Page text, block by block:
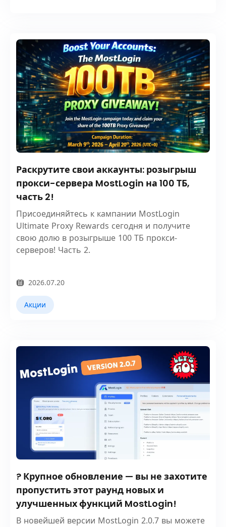
Раскрутите свои аккаунты: розыгрыш
прокси-сервера MostLogin на 100 ТБ,
часть 2!
Присоединяйтесь к кампании MostLogin
Ultimate Proxy Rewards сегодня и получите
свою долю в розыгрыше 100 ТБ прокси-
серверов! Часть 2.
2026.07.20
Акции
? Крупное обновление — вы не захотите
пропустить этот раунд новых и
улучшенных функций MostLogin!
В новейшей версии MostLogin 2.0.7 вы можете